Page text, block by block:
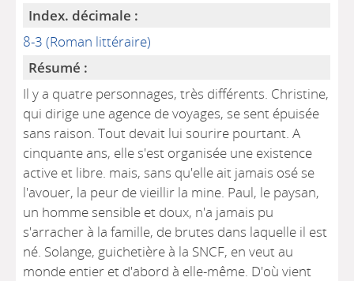
Index. décimale :
8-3 (Roman littéraire)
Résumé :
Il y a quatre personnages, très différents. Christine,
qui dirige une agence de voyages, se sent épuisée
sans raison. Tout devait lui sourire pourtant. A
cinquante ans, elle s'est organisée une existence
active et libre. mais, sans qu'elle ait jamais osé se
l'avouer, la peur de vieillir la mine. Paul, le paysan,
un homme sensible et doux, n'a jamais pu
s'arracher à la famille, de brutes dans laquelle il est
né. Solange, guichetière à la SNCF, en veut au
monde entier et d'abord à elle-même. D'où vient